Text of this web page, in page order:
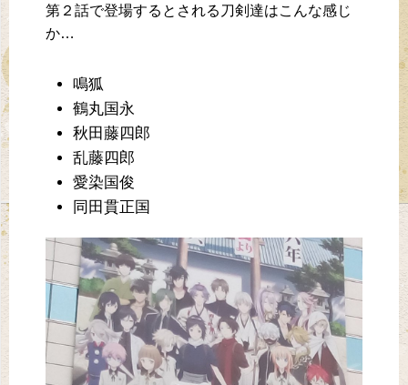
第２話で登場するとされる刀剣達はこんな感じ
か…
鳴狐
鶴丸国永
秋田藤四郎
乱藤四郎
愛染国俊
同田貫正国